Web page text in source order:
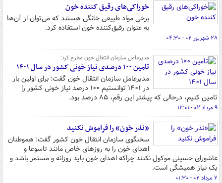
خوراکی‌های رقیق کننده خون
برخی مواد طبیعی خانگی هستند که می‌توان از آن‌ها
به عنوان رقیق‌کننده خون استفاده کرد.
۲۸ شهریور ۰۲ - ۰۴:۳۰
مدیرعامل سازمان انتقال خون مطرح کرد:
تامین ۱۰۰ درصدی نیاز خونی کشور در سال ۱۴۰۱
مدیرعامل سازمان انتقال خون گفت: برای اولین بار
در ۱۴۰۱ توانستیم ۱۰۰ درصد نیاز خونی کشور را
تامین کنیم، درحالی که پیشتر این رقم، ۸۵ درصد بود.
۹ مرداد ۰۲ - ۱۲:۰۱
«نذر خون» را فراموش نکنید
سخنگوی سازمان انتقال خون کشور گفت: هموطنان
اهدای خون را به روزهای خاص مانند تاسوعا و
عاشورای حسینی موکول نکنند چراکه اهدای خون باید روزانه و مستمر باشد و
یک نیاز همیشگی است.
۲ مرداد ۰۲ - ۰۱:۳۰